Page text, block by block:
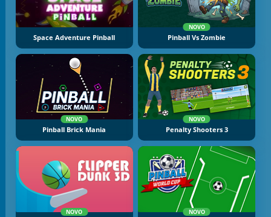
Space Adventure Pinball
NOVO
Pinball Vs Zombie
NOVO
Pinball Brick Mania
NOVO
Penalty Shooters 3
NOVO NOVO